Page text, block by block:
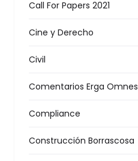
Call For Papers 2021
Cine y Derecho
Civil
Comentarios Erga Omnes
Compliance
Construcción Borrascosa